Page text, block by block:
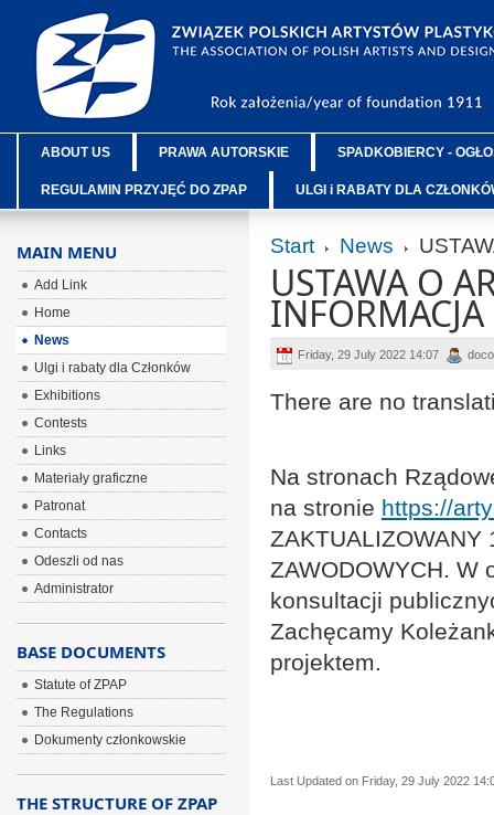
ABOUT US PRAWA AUTORSKIE SPADKOBIERCY -
REGULAMIN PRZYJĘĆ DO ZPAP ULGI i RABATY DLA
Start News
USTAWA O
INFORMACJA
Friday, 29 July 2022 14:07
There are no
Na stronach
na stronie https://
ZAKTUALIZOWANY
ZAWODOWYCH. W
konsultacji
Zachęcamy
projektem.
Last Updated on Friday, 29 July 2022
MAIN MENU
Add Link
Home
News
Ulgi i rabaty dla Członków
Exhibitions
Contests
Links
Materiały graficzne
Patronat
Contacts
Odeszli od nas
Administrator
BASE DOCUMENTS
Statute of ZPAP
The Regulations
Dokumenty członkowskie
THE STRUCTURE OF ZPAP